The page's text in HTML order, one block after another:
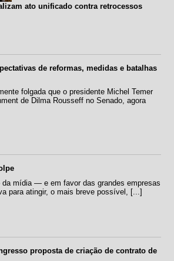
ato unificado contra retrocessos
de reformas, medidas e batalhas
folgada que o presidente Michel Temer
de Dilma Rousseff no Senado, agora
da mídia — e em favor das grandes empresas
para atingir, o mais breve possível, [...]
proposta de criação de contrato de